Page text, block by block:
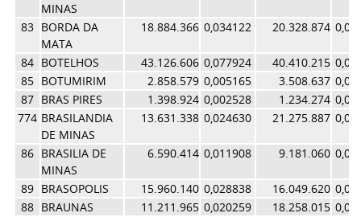
MINAS
83 BORDA DA
MATA
18.884.366 0,034122 20.328.874
84 BOTELHOS 43.126.606 0,077924 40.410.215
85 BOTUMIRIM 2.858.579 0,005165 3.508.637
87 BRAS PIRES 1.398.924 0,002528 1.234.274
774 BRASILANDIA
DE MINAS
13.631.338 0,024630 21.275.887
86 BRASILIA DE
MINAS
6.590.414 0,011908 9.181.060
89 BRASOPOLIS 15.960.140 0,028838 16.049.620
88 BRAUNAS 11.211.965 0,020259 18.258.015